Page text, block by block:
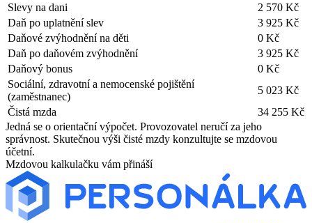
Slevy na dani
2 570 Kč
Daň po uplatnění slev
3 925 Kč
Daňové zvýhodnění na děti
0 Kč
Daň po daňovém zvýhodnění
3 925 Kč
Daňový bonus
0 Kč
Sociální, zdravotní a nemocenské pojištění
(zaměstnanec)
5 023 Kč
Čistá mzda
34 255 Kč
Jedná se o orientační výpočet. Provozovatel neručí za jeho
správnost. Skutečnou výši čisté mzdy konzultujte se mzdovou
účetní.
Mzdovou kalkulačku vám přináší